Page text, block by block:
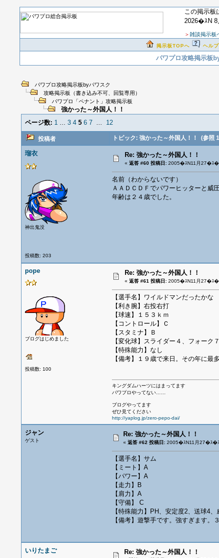
この掲示板
2026�ｽN
＞ 雑談掲示板
掲示板TOPへ ヘルプ
パワプロ攻略掲示板
パワプロ攻略掲示板byパワスク
攻略掲示板（書き込み不可、回覧専用）
パワプロ「ペナント」攻略掲示板
強かった～外国人！！
ページ数: 1... 3 4 5 6 7... 12
投稿者 トピック: 強かった～外国人！！ (参照
瑠衣
神出鬼没
投稿数: 203
Re: 強かった～外国人！！
« 返答 #60 投稿日:2005�ｽN11月27�ｽ
名前（わからないです）
ＡＡＤＣＤＦでパワーヒッターと
年齢は２４歳でした。
pope
ブログはじめました
投稿数: 100
Re: 強かった～外国人！！
« 返答 #61 投稿日:2005�ｽN11月27�ｽ
【選手名】ワイルドマンだったかな
【利き腕】右投右打
【球速】１５３ｋｍ
【コントロール】Ｃ
【スタミナ】Ｂ
【変化球】スライダー４、フォー
【特殊能力】なし
【備考】１９歳で来日。その年に最
キングダムハーツにはまってます
パワプロやってない……
ブログやってます
ぜひ見てください
http://yaplog.jp/zero-pepo-dai/
ジャン
ゲスト
Re: 強かった～外国人！！
« 返答 #62 投稿日:2005�ｽN11月27�ｽ�
【選手名】サム
【ミート】A
【パワー】A
【走力】B
【肩力】A
【守備】 C
【特殊能力】PH、安定度2、送球4
【備考】遊撃手です。強すぎます。
いりたまご Re: 強かった～外国人！！